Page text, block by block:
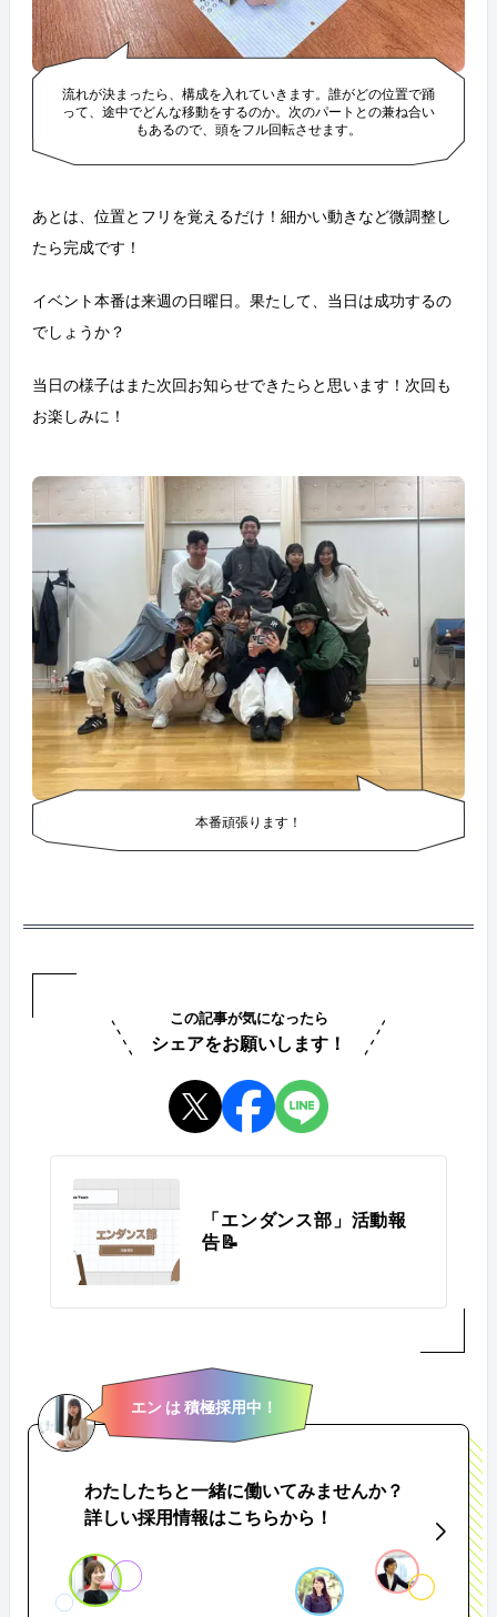
流れが決まったら、構成を入れていきます。誰がどの位置で踊
って、途中でどんな移動をするのか。次のパートとの兼ね合い
もあるので、頭をフル回転させます。
あとは、位置とフリを覚えるだけ！細かい動きなど微調整し
たら完成です！
イベント本番は来週の日曜日。果たして、当日は成功するの
でしょうか？
当日の様子はまた次回お知らせできたらと思います！次回も
お楽しみに！
本番頑張ります！
この記事が気になったら
シェアをお願いします！
「エンダンス部」活動報
告📝
エン は 積極採用中！
わたしたちと一緒に働いてみませんか？
詳しい採用情報はこちらから！